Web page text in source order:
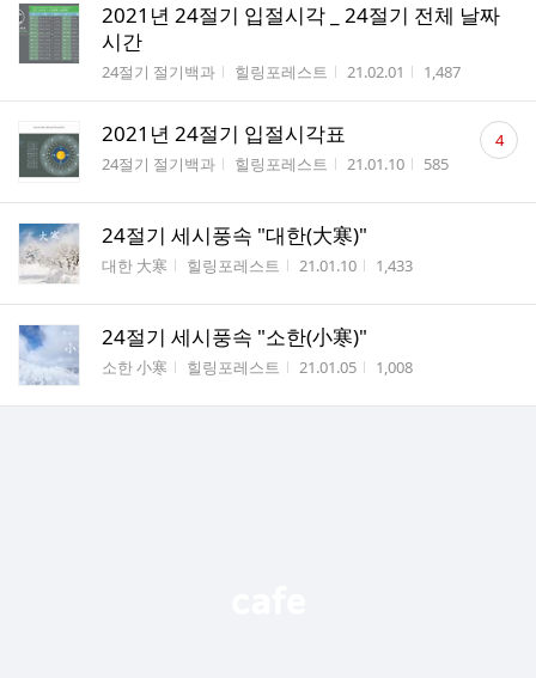
2021년 24절기 입절시각 _ 24절기 전체 날짜
시간
게시판명
24절기 절기백과 작성자
힐링포레스트 작성시간
21.02.01 조회수
1,487
2021년 24절기 입절시각표
게시판명
24절기 절기백과 작성자
힐링포레스트 작성시간
21.01.10 조회수
585
댓
글 4
24절기 세시풍속 "대한(大寒)"
게시판명
대한 大寒 작성자
힐링포레스트 작성시간
21.01.10 조회수
1,433
24절기 세시풍속 "소한(小寒)"
게시판명
소한 小寒 작성자
힐링포레스트 작성시간
21.01.05 조회수
1,008